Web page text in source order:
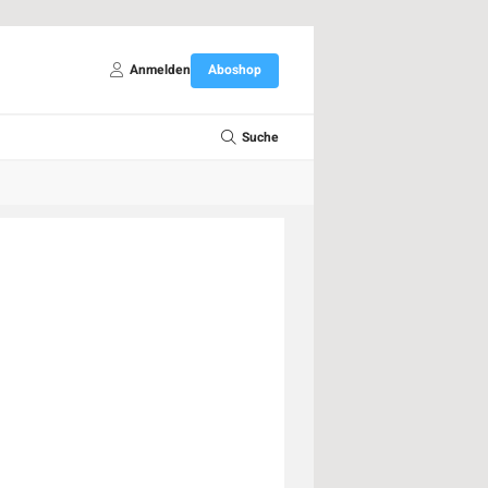
Anmelden Aboshop
Suche